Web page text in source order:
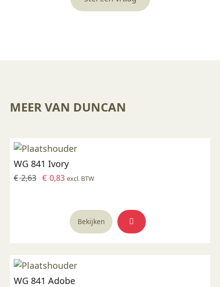
MEER VAN DUNCAN
WG 841 Ivory
€2,63 Oorspronkelijke
€ 0,83Huidige
€ 0,83.
excl. BTW
Bekijken
WG 841 Adobe